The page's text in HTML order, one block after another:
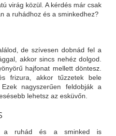
virág közül. A kérdés már csak
a ruhádhoz és a sminkedhez?
de szívesen dobnád fel a
akkor sincs nehéz dolgod.
hajfonat mellett döntesz.
frizura, akkor tűzzetek bele
nagyszerűen feldobják a
lehetsz az esküvőn.
a ruhád és a sminked is